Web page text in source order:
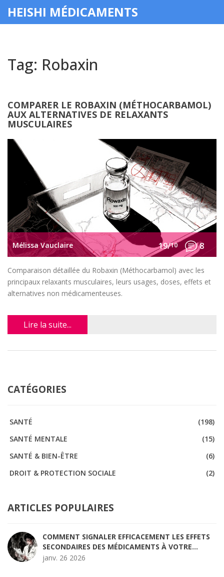
HEISHI MÉDICAMENTS
Tag: Robaxin
COMPARER LE ROBAXIN (MÉTHOCARBAMOL)
AUX ALTERNATIVES DE RELAXANTS
MUSCULAIRES
Mélissa Vauclaire 19/10 8
Comparaison détaillée du Robaxin (Méthocarbamol) avec les
principaux relaxants musculaires, leurs usages, doses, effets et
alternatives non médicamenteuses.
Lire la suite...
CATÉGORIES
SANTÉ
(198)
SANTÉ MENTALE
(15)
SANTÉ & BIEN-ÊTRE
(6)
DROIT & PROTECTION SOCIALE
(2)
ARTICLES POPULAIRES
COMMENT SIGNALER EFFICACEMENT LES EFFETS
SECONDAIRES DES MÉDICAMENTS À VOTRE
PROFESSIONNEL DE SANTÉ
janv. 26 2026